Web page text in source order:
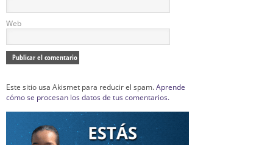
Web
Este sitio usa Akismet para reducir el spam.Aprende
cómo se procesan los datos de tus comentarios.